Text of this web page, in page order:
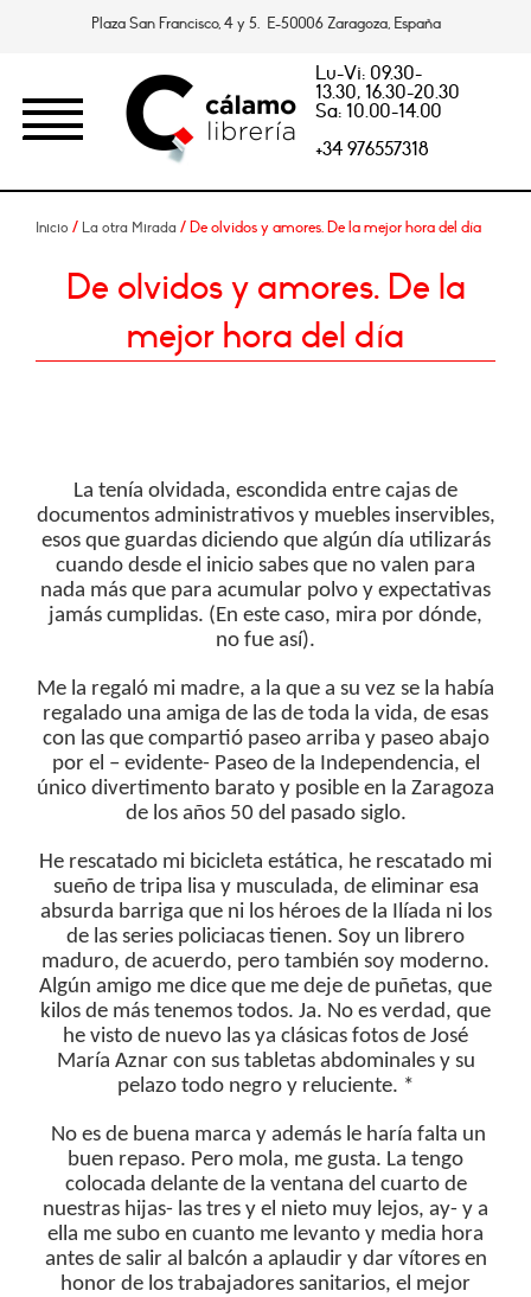
Plaza San Francisco, 4 y 5. E-50006 Zaragoza, España
Lu-Vi: 09.30-
13.30, 16.30-20.30
Sa: 10.00-14.00
+34 976557318
Inicio / La otra Mirada / De olvidos y amores. De la mejor hora del día
De olvidos y amores. De la
mejor hora del día
La tenía olvidada, escondida entre cajas de
documentos administrativos y muebles inservibles,
esos que guardas diciendo que algún día utilizarás
cuando desde el inicio sabes que no valen para
nada más que para acumular polvo y expectativas
jamás cumplidas. (En este caso, mira por dónde,
no fue así).
Me la regaló mi madre, a la que a su vez se la había
regalado una amiga de las de toda la vida, de esas
con las que compartió paseo arriba y paseo abajo
por el – evidente- Paseo de la Independencia, el
único divertimento barato y posible en la Zaragoza
de los años 50 del pasado siglo.
He rescatado mi bicicleta estática, he rescatado mi
sueño de tripa lisa y musculada, de eliminar esa
absurda barriga que ni los héroes de la Ilíada ni los
de las series policiacas tienen. Soy un librero
maduro, de acuerdo, pero también soy moderno.
Algún amigo me dice que me deje de puñetas, que
kilos de más tenemos todos. Ja. No es verdad, que
he visto de nuevo las ya clásicas fotos de José
María Aznar con sus tabletas abdominales y su
pelazo todo negro y reluciente. *
No es de buena marca y además le haría falta un
buen repaso. Pero mola, me gusta. La tengo
colocada delante de la ventana del cuarto de
nuestras hijas- las tres y el nieto muy lejos, ay- y a
ella me subo en cuanto me levanto y media hora
antes de salir al balcón a aplaudir y dar vítores en
honor de los trabajadores sanitarios, el mejor